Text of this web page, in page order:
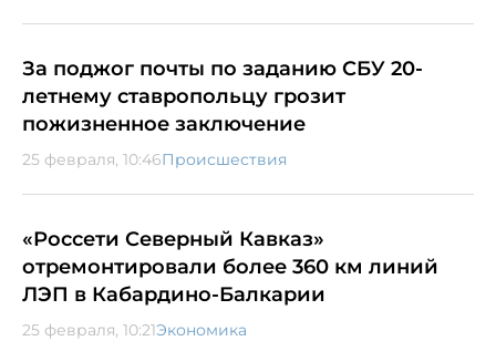
За поджог почты по заданию СБУ 20-
летнему ставропольцу грозит
пожизненное заключение
25 февраля, 10:46Происшествия
«Россети Северный Кавказ»
отремонтировали более 360 км линий
ЛЭП в Кабардино-Балкарии
25 февраля, 10:21Экономика